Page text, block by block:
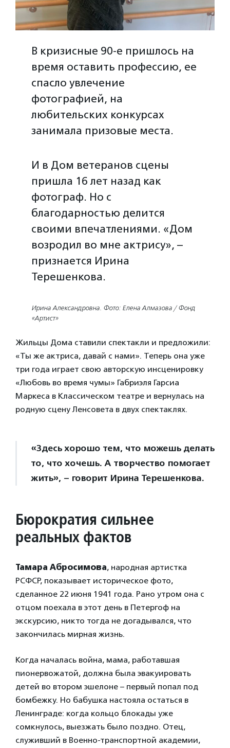
В кризисные 90-е пришлось на
время оставить профессию, ее
спасло увлечение
фотографией, на
любительских конкурсах
занимала призовые места.
И в Дом ветеранов сцены
пришла 16 лет назад как
фотограф. Но с
благодарностью делится
своими впечатлениями. «Дом
возродил во мне актрису», –
признается Ирина
Терешенкова.
Ирина Александровна. Фото: Елена Алмазова / Фонд
«Артист»
Жильцы Дома ставили спектакли и предложили:
«Ты же актриса, давай с нами». Теперь она уже
три года играет свою авторскую инсценировку
«Любовь во время чумы» Габриэля Гарсиа
Маркеса в Классическом театре и вернулась на
родную сцену Ленсовета в двух спектаклях.
«Здесь хорошо тем, что можешь делать
то, что хочешь. А творчество помогает
жить», – говорит Ирина Терешенкова.
Бюрократия сильнее
реальных фактов
Тамара Абросимова, народная артистка
РСФСР, показывает историческое фото,
сделанное 22 июня 1941 года. Рано утром она с
отцом поехала в этот день в Петергоф на
экскурсию, никто тогда не догадывался, что
закончилась мирная жизнь.
Когда началась война, мама, работавшая
пионервожатой, должна была эвакуировать
детей во втором эшелоне – первый попал под
бомбежку. Но бабушка настояла остаться в
Ленинграде: когда кольцо блокады уже
сомкнулось, выезжать было поздно. Отец,
служивший в Военно-транспортной академии,